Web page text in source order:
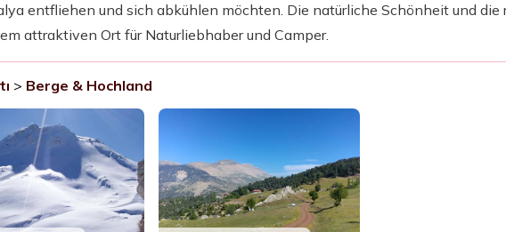
entfliehen und sich abkühlen möchten. Die natürliche Schönheit und die
attraktiven Ort für Naturliebhaber und Camper.
> Berge & Hochland